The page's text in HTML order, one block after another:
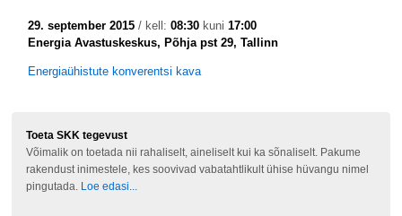
29. september 2015/ kell: 08:30kuni 17:00
Energia Avastuskeskus, Põhja pst 29, Tallinn
Energiaühistute konverentsi kava
Toeta SKK tegevust
Võimalik on toetada nii rahaliselt, aineliselt kui ka sõnaliselt. Pakume
rakendust inimestele, kes soovivad vabatahtlikult ühise hüvangu nimel
pingutada.
Loe edasi...